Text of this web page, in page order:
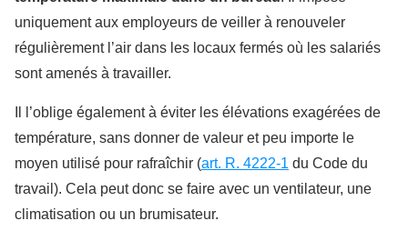
uniquement aux employeurs de veiller à renouveler
régulièrement l’air dans les locaux fermés où les salariés
sont amenés à travailler.
Il l’oblige également à éviter les élévations exagérées de
température, sans donner de valeur et peu importe le
moyen utilisé pour rafraîchir (art. R. 4222-1 du Code du
travail). Cela peut donc se faire avec un ventilateur, une
climatisation ou un brumisateur.